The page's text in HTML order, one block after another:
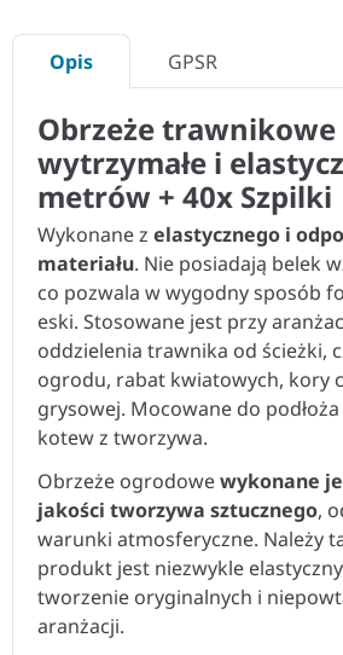
Opis GPSR
Obrzeże trawnikowe
wytrzymałe i
metrów + 40x Szpilki
Wykonane z elastycznego i
materiału. Nie posiadają belek
co pozwala w wygodny sposób
eski. Stosowane jest przy
oddzielenia trawnika od ścieżki,
ogrodu, rabat kwiatowych, kory
grysowej. Mocowane do
kotew z tworzywa.
Obrzeże ogrodowewykonane
jakości tworzywa sztucznego,
warunki atmosferyczne. Należy
produkt jest niezwykle
tworzenie oryginalnych i
aranżacji.